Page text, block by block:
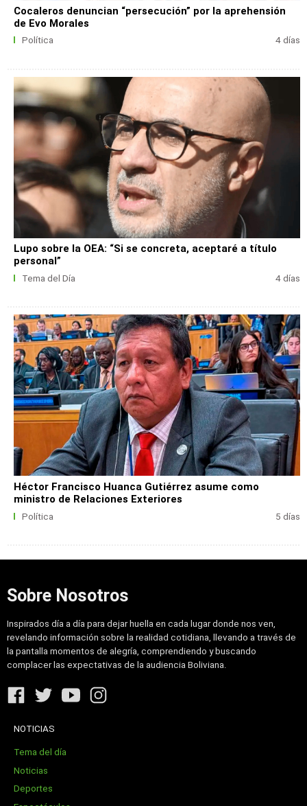
Cocaleros denuncian “persecución” por la aprehensión
de Evo Morales
Política 4 días
Lupo sobre la OEA: “Si se concreta, aceptaré a título
personal”
Tema del Día 4 días
Héctor Francisco Huanca Gutiérrez asume como
ministro de Relaciones Exteriores
Política 5 días
Sobre Nosotros
Inspirados día a día para dejar huella en cada lugar donde nos ven,
revelando información sobre la realidad cotidiana, llevando a través de
la pantalla momentos de alegría, comprendiendo y buscando
complacer las expectativas de la audiencia Boliviana.
NOTICIAS
Tema del día
Noticias
Deportes